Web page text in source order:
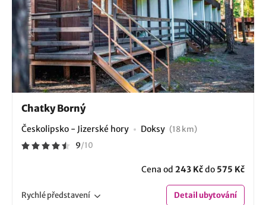
Chatky Borný
Českolipsko - Jizerské hory Doksy (18 km)
9/10
Cena od 243 Kčdo 575 Kč
Rychlépředstavení Detailubytování